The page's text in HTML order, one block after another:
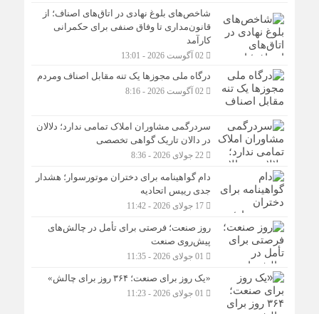
شاخص‌های بلوغ نهادی در اتاق‌های اصناف؛ از
قانون‌مداری تا وفاق صنفی برای حکمرانی
کارآمد
02 آگوست 2026 - 13:01
درگاه ملی مجوزها یک تنه مقابل اصناف ومردم
02 آگوست 2026 - 8:16
سردرگمی مشاوران املاک تمامی ندارد؛ دلالان
در دالان تاریک گواهی تخصصی
22 جولای 2026 - 8:36
دام گواهینامه برای دختران موتورسوار؛ هشدار
جدی رییس اتحادیه
17 جولای 2026 - 11:42
روز صنعت؛ فرصتی برای تأمل در چالش‌های
پیش‌روی صنعت
«یک روز برای صنعت؛ ۳۶۴ روز برای چالش»